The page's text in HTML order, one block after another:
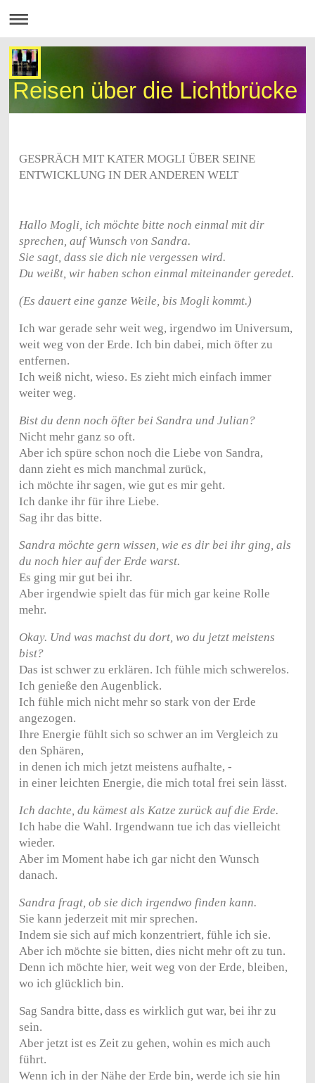
Reisen über die Lichtbrücke
GESPRÄCH MIT KATER MOGLI ÜBER SEINE
ENTWICKLUNG IN DER ANDEREN WELT
Hallo Mogli, ich möchte bitte noch einmal mit dir
sprechen, auf Wunsch von Sandra.
Sie sagt, dass sie dich nie vergessen wird.
Du weißt, wir haben schon einmal miteinander geredet.
(Es dauert eine ganze Weile, bis Mogli kommt.)
Ich war gerade sehr weit weg, irgendwo im Universum,
weit weg von der Erde. Ich bin dabei, mich öfter zu
entfernen.
Ich weiß nicht, wieso. Es zieht mich einfach immer
weiter weg.
Bist du denn noch öfter bei Sandra und Julian?
Nicht mehr ganz so oft.
Aber ich spüre schon noch die Liebe von Sandra,
dann zieht es mich manchmal zurück,
ich möchte ihr sagen, wie gut es mir geht.
Ich danke ihr für ihre Liebe.
Sag ihr das bitte.
Sandra möchte gern wissen, wie es dir bei ihr ging, als
du noch hier auf der Erde warst.
Es ging mir gut bei ihr.
Aber irgendwie spielt das für mich gar keine Rolle
mehr.
Okay. Und was machst du dort, wo du jetzt meistens
bist?
Das ist schwer zu erklären. Ich fühle mich schwerelos.
Ich genieße den Augenblick.
Ich fühle mich nicht mehr so stark von der Erde
angezogen.
Ihre Energie fühlt sich so schwer an im Vergleich zu
den Sphären,
in denen ich mich jetzt meistens aufhalte, -
in einer leichten Energie, die mich total frei sein lässt.
Ich dachte, du kämest als Katze zurück auf die Erde.
Ich habe die Wahl. Irgendwann tue ich das vielleicht
wieder.
Aber im Moment habe ich gar nicht den Wunsch
danach.
Sandra fragt, ob sie dich irgendwo finden kann.
Sie kann jederzeit mit mir sprechen.
Indem sie sich auf mich konzentriert, fühle ich sie.
Aber ich möchte sie bitten, dies nicht mehr oft zu tun.
Denn ich möchte hier, weit weg von der Erde, bleiben,
wo ich glücklich bin.
Sag Sandra bitte, dass es wirklich gut war, bei ihr zu
sein.
Aber jetzt ist es Zeit zu gehen, wohin es mich auch
führt.
Wenn ich in der Nähe der Erde bin, werde ich sie hin